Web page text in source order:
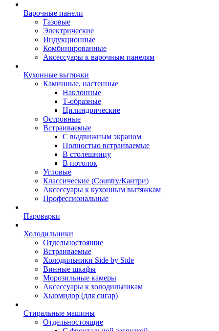
Варочные панели
Газовые
Электрические
Индукционные
Комбинированные
Аксессуары к варочным панелям
Кухонные вытяжки
Каминные, настенные
Наклонные
Т-образные
Цилиндрические
Островные
Встраиваемые
С выдвижным экраном
Полностью встраиваемые
В столешницу
В потолок
Угловые
Классические (Country/Кантри)
Аксессуары к кухонным вытяжкам
Профессиональные
Пароварки
Холодильники
Отдельностоящие
Встраиваемые
Холодильники Side by Side
Винные шкафы
Морозильные камеры
Аксессуары к холодильникам
Хьюмидор (для сигар)
Стиральные машины
Отдельностоящие